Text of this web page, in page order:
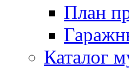
План
Каталог